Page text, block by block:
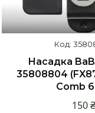
Насадка
35808804
Comb
150 ₴